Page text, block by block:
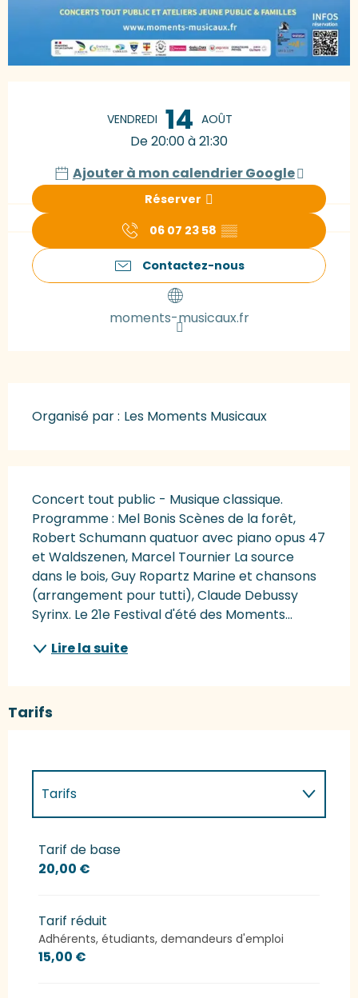
VENDREDI 14 AOÛT
De 20:00 à 21:30
Ajouter à mon calendrier Google
Réserver
06 07 23 58 ▒▒
Contactez-nous
moments-musicaux.fr
Organisé par : Les Moments Musicaux
Concert tout public - Musique classique.
Programme : Mel Bonis Scènes de la forêt,
Robert Schumann quatuor avec piano opus 47
et Waldszenen, Marcel Tournier La source
dans le bois, Guy Ropartz Marine et chansons
(arrangement pour tutti), Claude Debussy
Syrinx. Le 21e Festival d'été des Moments...
Lire la suite
Tarifs
Tarifs
Tarifs 2027
Tarif de base
20,00 €
Tarif réduit
Adhérents, étudiants, demandeurs d'emploi
15,00 €